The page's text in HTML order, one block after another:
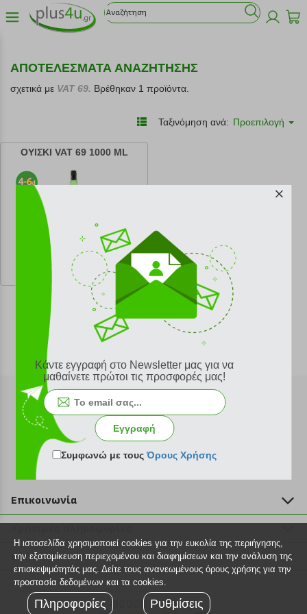
ΑΠΟΤΕΛΕΣΜΑΤΑ ΑΝΑΖΗΤΗΣΗΣ
σχετικά με VAT 69. Βρέθηκαν 1 προϊόντα.
Ταξινόμηση ανά: Προεπιλογή
ΟΥΙΣΚΙ VAT 69 1000 ML
κωδ. 142011268
25.00 €
Ελάχιστη 30 ημερών 22.00 €
Προτεινόμενη λιανική 25.00 €
Εγγραφή στο newsletter
Επικοινωνία
211 2000 700
info@plus4u.gr
Η εταιρία
Σημεία παραλαβής
Ευκαιρίες καριέρας
Όροι χρήσης
Βοήθεια
Εξέλιξη παραγγελίας
Τρόποι παραγγελίας©2026 Plus4u.gr
Κάντε εγγραφή στο Newsletter μας για να
μαθαίνετε πρώτοι τις προσφορές μας!
Εγγραφή
Συμφωνώ με τουςΌρους Χρήσης
Η ιστοσελίδα χρησιμοποιεί cookies για την ευκολία της περιήγησης,
την εξατομίκευση περιεχομένου και διαφημίσεων και την ανάλυση της
επισκεψιμότητάς μας. Δείτε τους ανανεωμένους όρους χρήσης για την
προστασία δεδομένων και τα cookies.
Πληροφορίες Ρυθμίσεις